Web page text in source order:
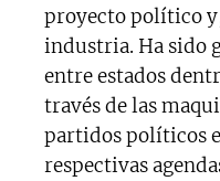
proyecto político
industria. Ha sido
entre estados
través de las
partidos políticos
respectivas